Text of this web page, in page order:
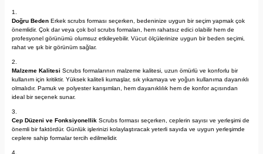
Doğru Beden Erkek scrubs forması seçerken, bedeninize uygun bir seçim yapmak çok
önemlidir. Çok dar veya çok bol scrubs formaları, hem rahatsız edici olabilir hem de
profesyonel görünümü olumsuz etkileyebilir. Vücut ölçülerinize uygun bir beden seçimi,
rahat ve şık bir görünüm sağlar.
Malzeme Kalitesi Scrubs formalarının malzeme kalitesi, uzun ömürlü ve konforlu bir
kullanım için kritiktir. Yüksek kaliteli kumaşlar, sık yıkamaya ve yoğun kullanıma dayanıklı
olmalıdır. Pamuk ve polyester karışımları, hem dayanıklılık hem de konfor açısından
ideal bir seçenek sunar.
Cep Düzeni ve Fonksiyonellik Scrubs forması seçerken, ceplerin sayısı ve yerleşimi de
önemli bir faktördür. Günlük işlerinizi kolaylaştıracak yeterli sayıda ve uygun yerleşimde
ceplere sahip formalar tercih edilmelidir.